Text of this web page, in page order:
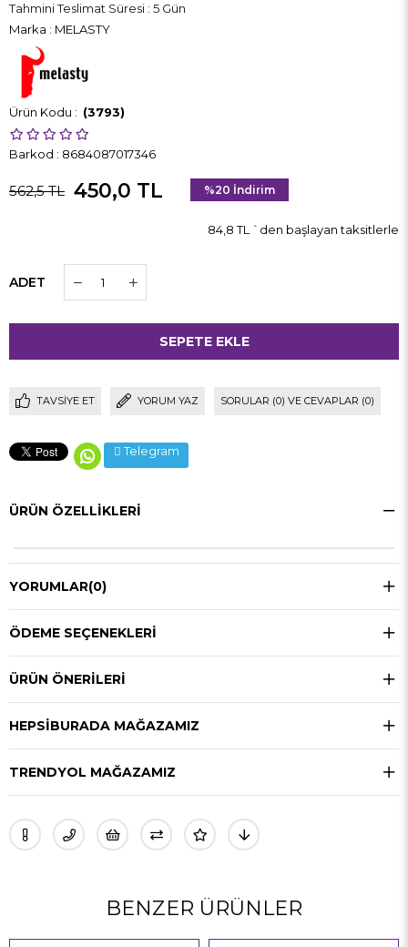
Tahmini Teslimat Süresi : 5 Gün
Marka : MELASTY
(3793)
Barkod : 8684087017346
562,5 TL 450,0 TL %20 İndirim
84,8 TL `den başlayan taksitlerle
ADET
TAVSIYE ET YORUM YAZ SORULAR (0) VE CEVAPLAR (0)
Telegram
ÜRÜN ÖZELLIKLERI
YORUMLAR(0)
ÖDEME SEÇENEKLERI
ÜRÜN ÖNERILERI
HEPSIBURADA MAĞAZAMIZ
TRENDYOL MAĞAZAMIZ
BENZER ÜRÜNLER